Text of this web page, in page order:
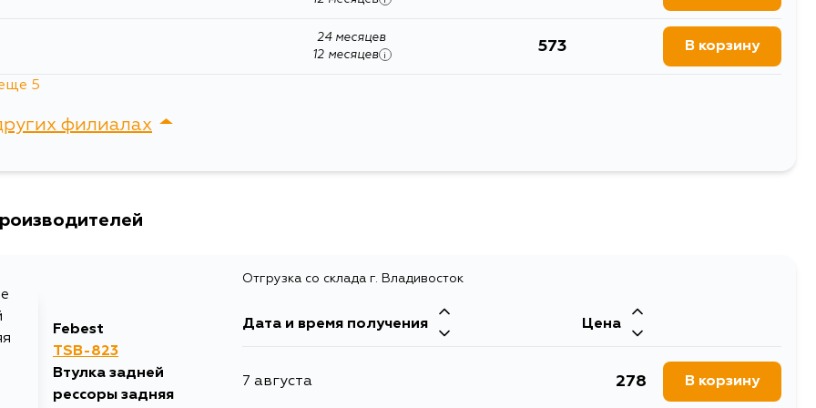
24 месяцев
12 месяцев
i
573 В корзину
12 месяцев i
5
филиалах
Febest
TSB-823
Втулка задней
рессоры задняя
Отгрузка со склада г. Владивосток
Дата и время получения Цена
7 августа 278 В корзину